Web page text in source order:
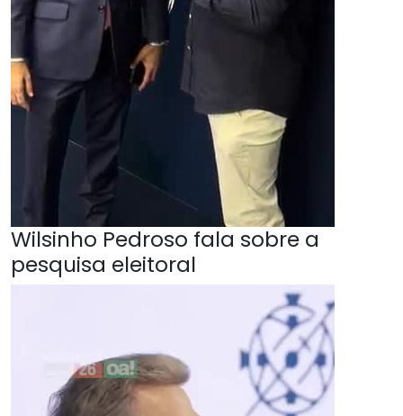
Wilsinho Pedroso fala sobre a
pesquisa eleitoral